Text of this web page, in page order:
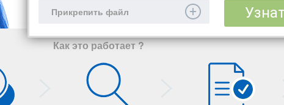
Прикрепить файл
Как это работает ?